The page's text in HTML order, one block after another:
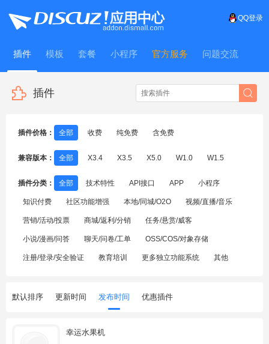
QQ登录
插件 模板 套餐 小程序 官方服务 问题交流
WitFrame
插件
插件价格： 全部 收费 纯免费 含免费
兼容版本： 全部 X3.4 X3.5 X5.0 W1.0 W1.5
插件分类： 全部 技术特性 API接口 APP 小程序
知识付费 社区功能增强 本地/同城/O2O 视频/直播/音乐
营销/活动/投票 商城/返利/分销 任务/悬赏/威客
小说/漫画/问答 聊天/问卷/工单 OSS/COS/对象存储
注册/登录/安全验证 教育培训 更多独立功能系统 其他
默认排序 更新时间 发布时间 优惠插件
幸运水果机